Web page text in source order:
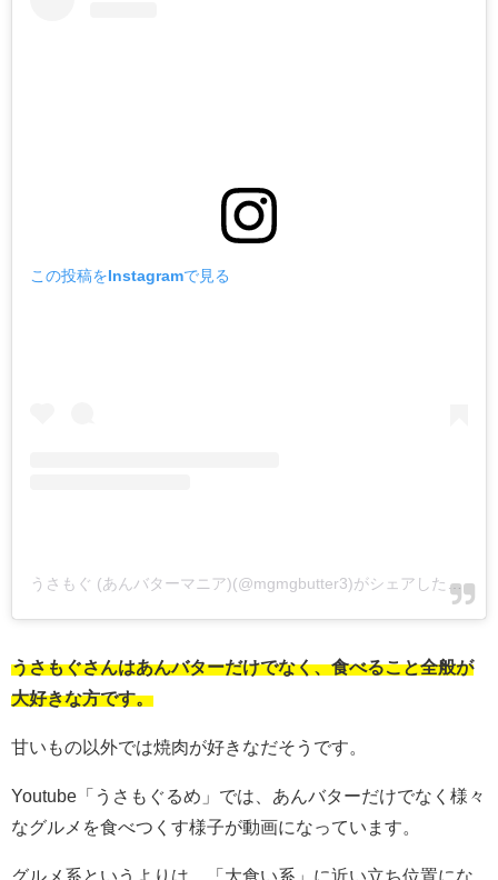
この投稿をInstagramで見る
うさもぐ (あんバターマニア)(@mgmgbutter3)がシェアした投稿
うさもぐさんはあんバターだけでなく、食べること全般が
大好きな方です。
甘いもの以外では焼肉が好きなだそうです。
Youtube「うさもぐるめ」では、あんバターだけでなく様々
なグルメを食べつくす様子が動画になっています。
グルメ系というよりは、「大食い系」に近い立ち位置にな